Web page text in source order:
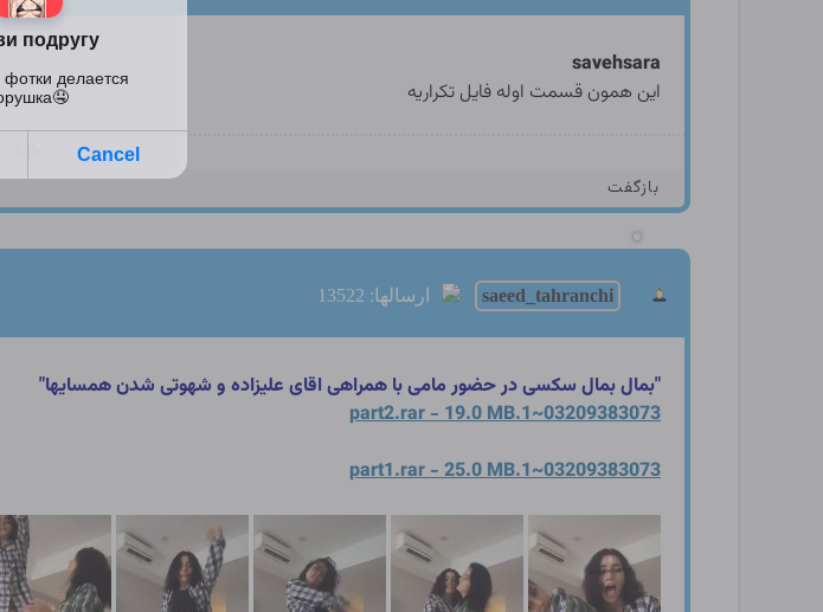
savehsara
این همون قسمت اوله فایل تکراریه
بازگفت
saeed_tahranchi ارسالها: 13522
"بمال بمال سکسی در حضور مامی با همراهی اقای علیزاده و شهوتی شدن همسایها"
03209383073~1.part2.rar - 19.0 MB
03209383073~1.part1.rar - 25.0 MB